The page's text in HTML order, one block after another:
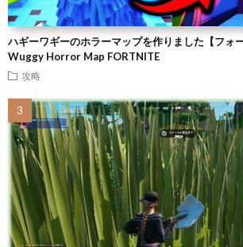
ハギーワギーのホラーマップを作りました【フォ
Wuggy Horror Map FORTNITE
攻略